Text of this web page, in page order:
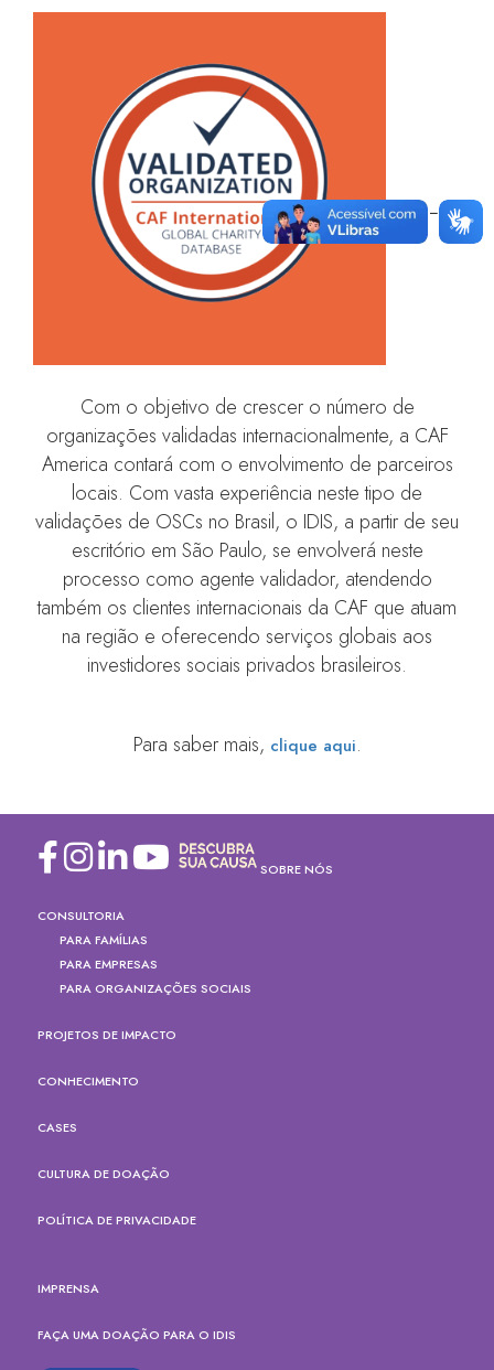
Com o objetivo de crescer o número de
organizações validadas internacionalmente, a CAF
America contará com o envolvimento de parceiros
locais. Com vasta experiência neste tipo de
validações de OSCs no Brasil, o IDIS, a partir de seu
escritório em São Paulo, se envolverá neste
processo como agente validador, atendendo
também os clientes internacionais da CAF que atuam
na região e oferecendo serviços globais aos
investidores sociais privados brasileiros.
Para saber mais, clique aqui.
SOBRE NÓS
CONSULTORIA
PARA FAMÍLIAS
PARA EMPRESAS
PARA ORGANIZAÇÕES SOCIAIS
PROJETOS DE IMPACTO
CONHECIMENTO
CASES
CULTURA DE DOAÇÃO
POLÍTICA DE PRIVACIDADE
IMPRENSA
FAÇA UMA DOAÇÃO PARA O IDIS